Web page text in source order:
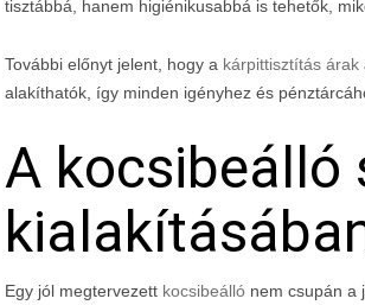
tisztábbá, hanem higiénikusabbá is tehetők,
További előnyt jelent, hogy a kárpittisztítás árak
alakíthatók, így minden igényhez és
A kocsibeálló
Egy jól megtervezett kocsibeálló nem csupán a